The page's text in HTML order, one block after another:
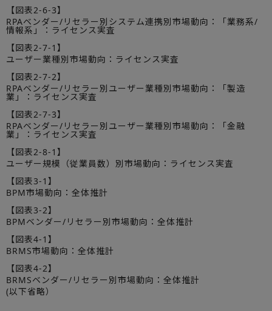
【図表2-6-3】
RPAベンダー/リセラー別システム連携別市場動向：「業務系/
情報系」：ライセンス実査
【図表2-7-1】
ユーザー業種別市場動向：ライセンス実査
【図表2-7-2】
RPAベンダー/リセラー別ユーザー業種別市場動向：「製造
業」：ライセンス実査
【図表2-7-3】
RPAベンダー/リセラー別ユーザー業種別市場動向：「金融
業」：ライセンス実査
【図表2-8-1】
ユーザー規模（従業員数）別市場動向：ライセンス実査
【図表3-1】
BPM市場動向：全体推計
【図表3-2】
BPMベンダー/リセラー別市場動向：全体推計
【図表4-1】
BRMS市場動向：全体推計
【図表4-2】
BRMSベンダー/リセラー別市場動向：全体推計
(以下省略）